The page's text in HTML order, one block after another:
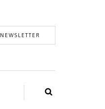
NEWSLETTER